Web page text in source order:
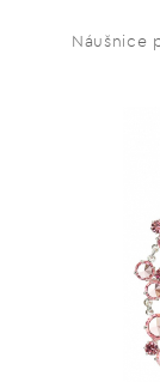
Náušnice